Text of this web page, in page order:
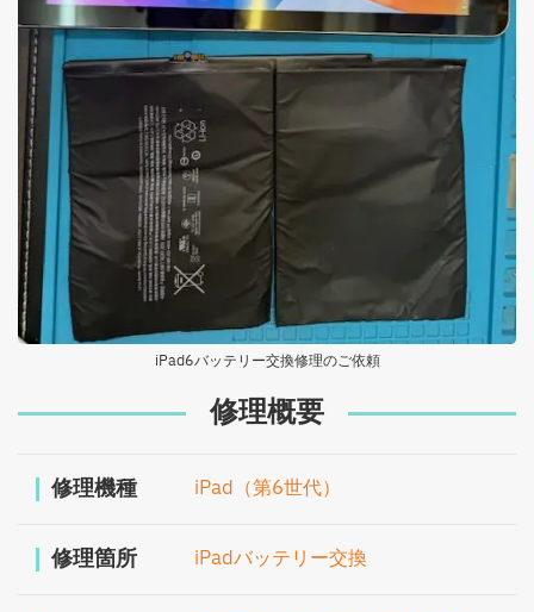
iPad6バッテリー交換修理のご依頼
修理概要
修理機種 iPad（第6世代）
修理箇所 iPadバッテリー交換